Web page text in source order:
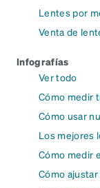
Lentes por
Venta de
Infografías
Ver todo
Cómo medir
Cómo usar
Los mejores
Cómo medir
Cómo